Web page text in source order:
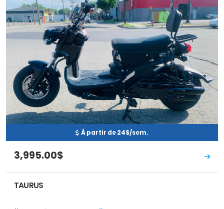
À partir de 24$/sem.
3,995.00$
TAURUS